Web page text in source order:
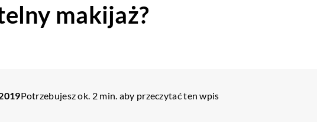
makijaż?
Potrzebujesz ok. 2 min. aby przeczytać ten wpis